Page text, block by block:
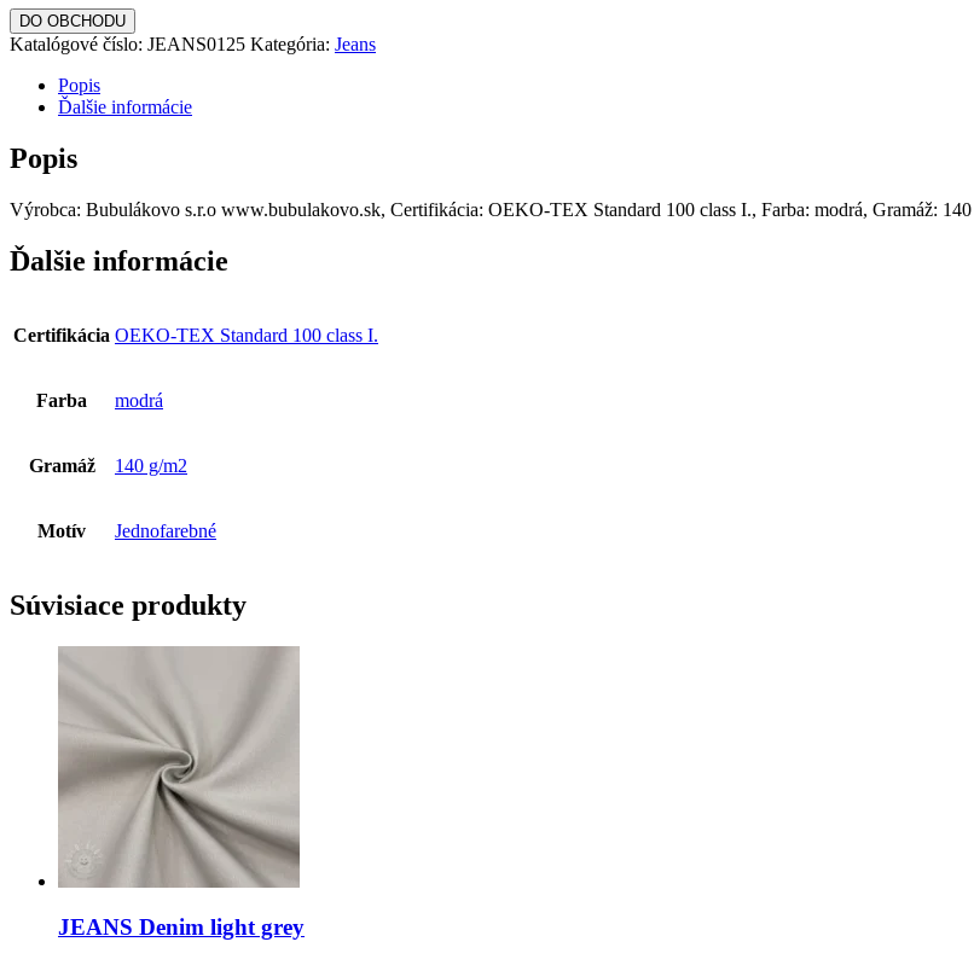
DO OBCHODU
Katalógové číslo: JEANS0125 Kategória: Jeans
Popis
Ďalšie informácie
Popis
Výrobca: Bubulákovo s.r.o www.bubulakovo.sk, Certifikácia: OEKO-TEX Standard 100 class I., Farba: modrá, Gramáž:
Ďalšie informácie
Certifikácia OEKO-TEX Standard 100 class I.
Farba modrá
Gramáž 140 g/m2
Motív Jednofarebné
Súvisiace produkty
JEANS Denim light grey